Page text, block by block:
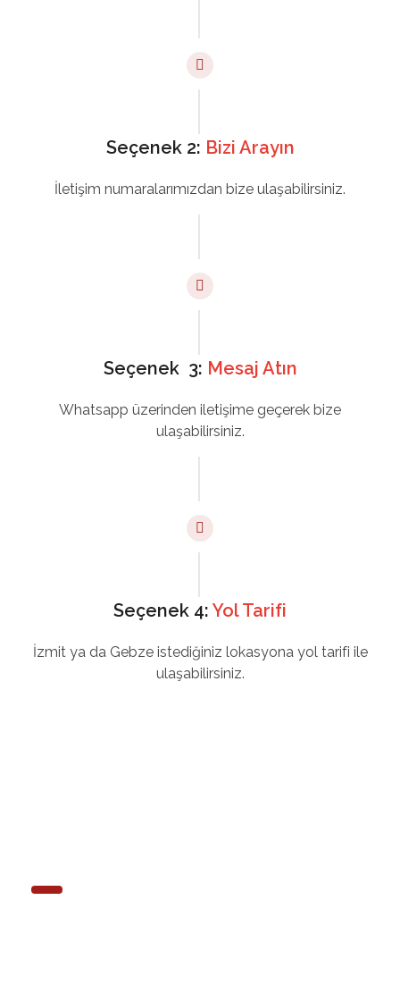
Seçenek 2: Bizi Arayın
İletişim numaralarımızdan bize ulaşabilirsiniz.
Seçenek 3: Mesaj Atın
Whatsapp üzerinden iletişime geçerek bize
ulaşabilirsiniz.
Seçenek 4: Yol Tarifi
İzmit ya da Gebze istediğiniz lokasyona yol tarifi ile
ulaşabilirsiniz.